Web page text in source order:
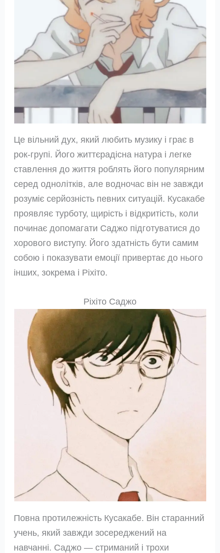
Це вільний дух, який любить музику і грає в
рок-групі. Його життєрадісна натура і легке
ставлення до життя роблять його популярним
серед однолітків, але водночас він не завжди
розуміє серйозність певних ситуацій. Кусакабе
проявляє турботу, щирість і відкритість, коли
починає допомагати Саджо підготуватися до
хорового виступу. Його здатність бути самим
собою і показувати емоції привертає до нього
інших, зокрема і Ріхіто.
Ріхіто Саджо
Повна протилежність Кусакабе. Він старанний
учень, який завжди зосереджений на
навчанні. Саджо — стриманий і трохи